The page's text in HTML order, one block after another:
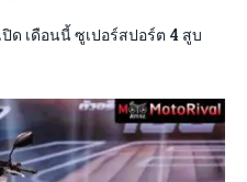
ด เดือนนี้ ซูเปอร์สปอร์ต 4 สูบ